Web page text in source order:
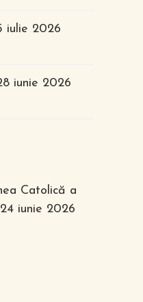
iulie 2026
iunie 2026
Catolică a
iunie 2026